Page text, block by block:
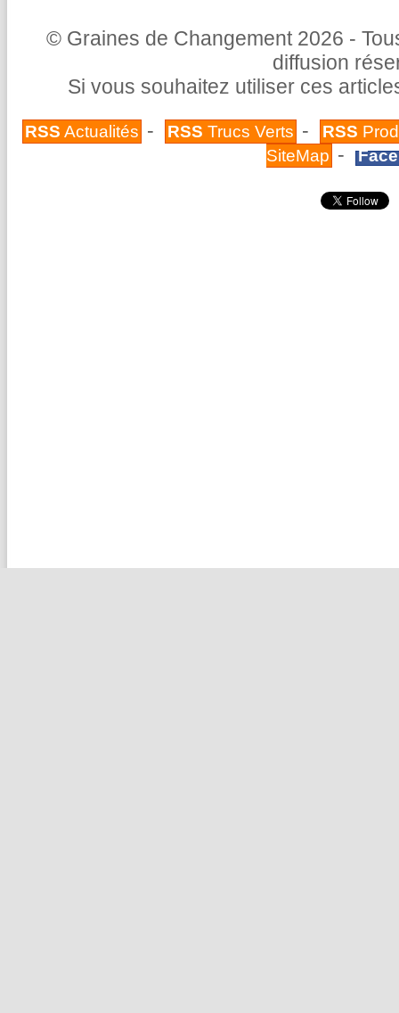
© Graines de Changement 2026 -
diffusion
Si vous souhaitez utiliser ces
RSS Actualités - RSS Trucs Verts - RSS
SiteMap -